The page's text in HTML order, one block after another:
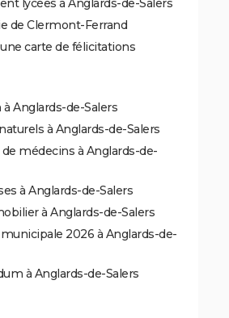
lycées à Anglards-de-Salers
de Clermont-Ferrand
carte de félicitations
Anglards-de-Salers
à Anglards-de-Salers
médecins à Anglards-de-
à Anglards-de-Salers
à Anglards-de-Salers
2026 à Anglards-de-
à Anglards-de-Salers